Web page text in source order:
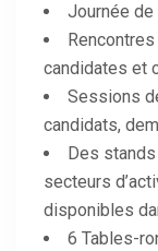
Journée de
candidates et
Sessions
candidats,
Des
secteurs
disponibles
6 Tables-